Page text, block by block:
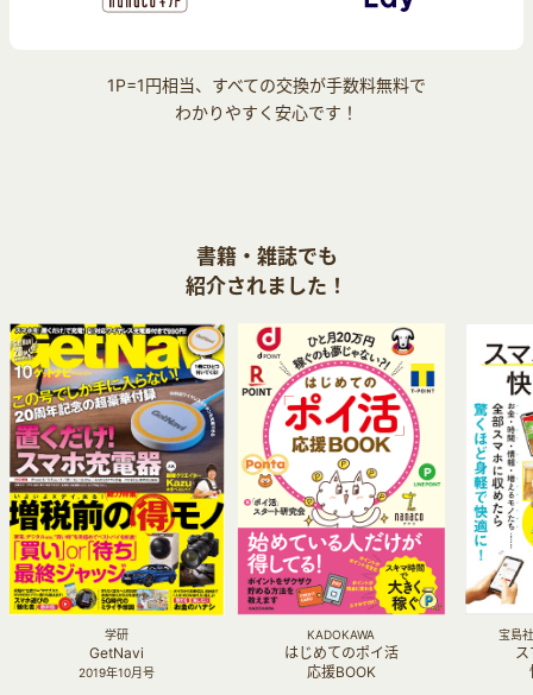
1P=1円相当、すべての交換が手数料無料で
わかりやすく安心です！
書籍・雑誌でも
紹介されました！
学研
GetNavi
2019年10月号
KADOKAWA
はじめてのポイ活
応援BOOK
宝島